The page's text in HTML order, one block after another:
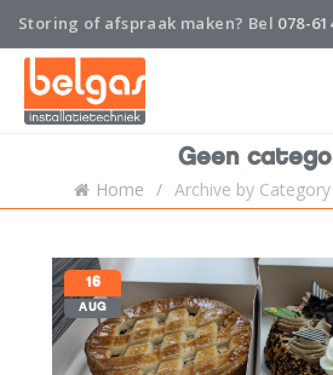
Nieuws
Storing
Storing of afspraak maken? Bel 078-
Geen
Home Archive by
16
AUG